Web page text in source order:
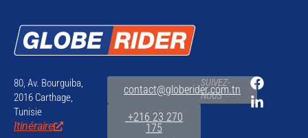
80, Av. Bourguiba,
2016 Carthage,
Tunisie
Itinéraire
contact@globerider.com.tn
+216 23 270
175
SUIVEZ-
NOUS